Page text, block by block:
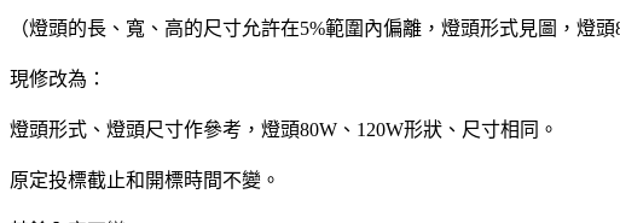
（燈頭的長、寬、高的尺寸允許在5%範圍內偏離，燈頭形式見圖，燈頭
現修改為：
燈頭形式、燈頭尺寸作參考，燈頭80W 、 120W形狀、尺寸相同。
原定投標截止和開標時間不變。